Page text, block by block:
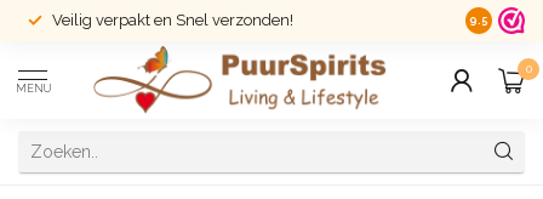
Veilig verpakt en Snel verzonden! 14 dagen
9.5
MENU
0